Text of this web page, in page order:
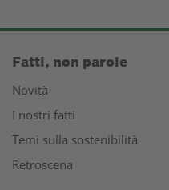
Fatti, non parole
Novità
I nostri fatti
Temi sulla sostenibilità
Retroscena